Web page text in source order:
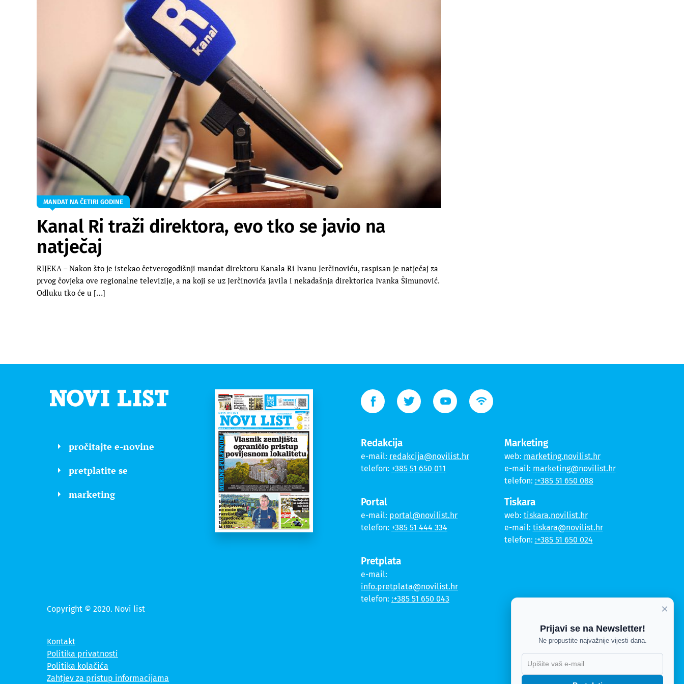
MANDAT NA ČETIRI GODINE
Kanal Ri traži direktora, evo tko se javio na
natječaj
RIJEKA – Nakon što je istekao četverogodišnji mandat direktoru Kanala Ri Ivanu Jerčinoviću, raspisan je natječaj za
prvog čovjeka ove regionalne televizije, a na koji se uz Jerčinovića javila i nekadašnja direktorica Ivanka Šimunović.
Odluku tko će u […]
pročitajte e-novine
pretplatite se
marketing
Redakcija
e-mail: redakcija@novilist.hr
telefon: +385 51 650 011
Portal
e-mail: portal@novilist.hr
telefon: +385 51 444 334
Pretplata
e-mail:
info.pretplata@novilist.hr
telefon: :+385 51 650 043
Marketing
web: marketing.novilist.hr
e-mail: marketing@novilist.hr
telefon: :+385 51 650 088
Tiskara
web: tiskara.novilist.hr
e-mail: tiskara@novilist.hr
telefon: :+385 51 650 024
Copyright © 2020. Novi list
Kontakt
Politika privatnosti
Politika kolačića
Zahtjev za pristup informacijama
×
Prijavi se na Newsletter!
Ne propustite najvažnije vijesti dana.